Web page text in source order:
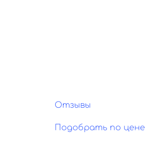
Отзывы
Подобрать по цене